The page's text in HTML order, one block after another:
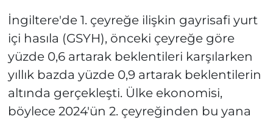
İngiltere'de 1. çeyreğe ilişkin gayrisafi yurt
içi hasıla (GSYH), önceki çeyreğe göre
yüzde 0,6 artarak beklentileri karşılarken
yıllık bazda yüzde 0,9 artarak beklentilerin
altında gerçekleşti. Ülke ekonomisi,
böylece 2024'ün 2. çeyreğinden bu yana